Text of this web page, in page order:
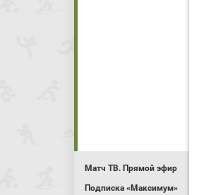
Матч ТВ. Прямой эфир
Подписка «Максимум»